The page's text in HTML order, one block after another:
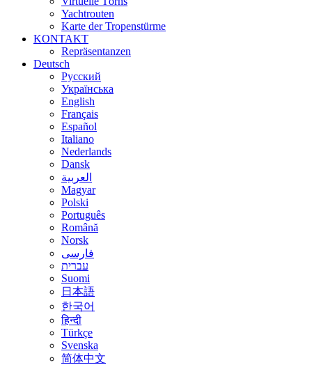
Yachtrouten
Karte der Tropenstürme
KONTAKT
Repräsentanzen
Deutsch
Русский
Українська
English
Français
Español
Italiano
Nederlands
Dansk
العربية
Magyar
Polski
Português
Română
Norsk
فارسی
עברית
Suomi
日本語
한국어
हिन्दी
Türkçe
Svenska
简体中文